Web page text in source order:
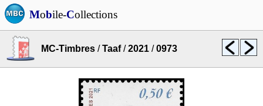
Mobile-Collections
MC-Timbres /Taaf/2021 /0973